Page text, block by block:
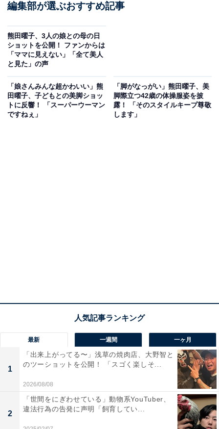
編集部が選ぶおすすめ記事
熊田曜子、3人の娘との母の日
ショットを公開！ ファンからは
「ママに見えない」「全て美人
と見た」の声
「娘さんみんな超かわいい」熊
田曜子、子どもとの美脚ショッ
トに反響！ 「スーパーウーマン
ですねぇ」
「脚がなっがい」熊田曜子、美
脚際立つ42歳の体操服姿を披
露！ 「そのスタイルキープ尊敬
します」
最新 一週間 一ヶ月
1
「出来上がってる〜」浅草の焼肉店、大野智と
のツーショットを公開！ 「スゴく楽しそ...
2026/08/08
2
「世間をにぎわせている」動物系YouTuber、
違法行為の告発に声明「飼育してい...